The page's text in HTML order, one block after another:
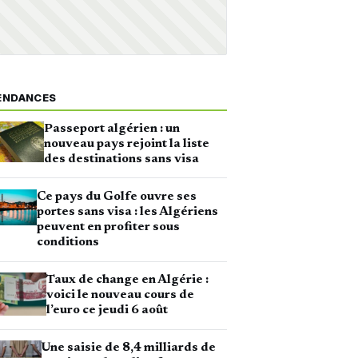
Passeport algérien : un
nouveau pays rejoint la liste
des destinations sans visa
Ce pays du Golfe ouvre ses
portes sans visa : les Algériens
peuvent en profiter sous
conditions
Taux de change en Algérie :
voici le nouveau cours de
l’euro ce jeudi 6 août
Une saisie de 8,4 milliards de